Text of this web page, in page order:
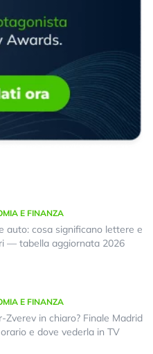
E FINANZA
auto: cosa significano lettere e
— tabella aggiornata 2026
E FINANZA
Zverev in chiaro? Finale Madrid
e dove vederla in TV